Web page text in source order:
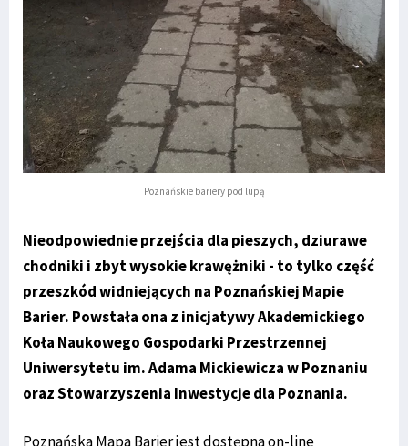
Poznańskie bariery pod lupą
Nieodpowiednie przejścia dla pieszych, dziurawe
chodniki i zbyt wysokie krawężniki - to tylko część
przeszkód widniejących na Poznańskiej Mapie
Barier. Powstała ona z inicjatywy Akademickiego
Koła Naukowego Gospodarki Przestrzennej
Uniwersytetu im. Adama Mickiewicza w Poznaniu
oraz Stowarzyszenia Inwestycje dla Poznania.
Poznańska Mapa Barier jest dostępna on-line